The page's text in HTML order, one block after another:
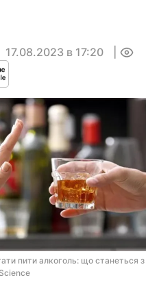
17.08.2023 в 17:20
пити алкоголь: що станеться